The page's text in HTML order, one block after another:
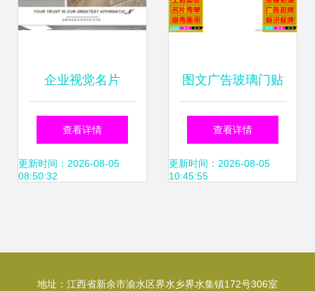
企业视觉名片
Logo墙、背景墙与
形象墙的广告制作
查看详情
更新时间：2026-08-05
08:50:32
图文广告玻璃门贴
广告 四图联动，创
意制胜
查看详情
更新时间：2026-08-05
10:45:55
地址：江西省新余市渝水区界水乡界水集镇172号306室